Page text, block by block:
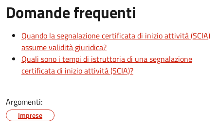
Domande frequenti
Quando la segnalazione certificata di inizio attività (SCIA)
assume validità giuridica?
Quali sono i tempi di istruttoria di una segnalazione
certificata di inizio attività (SCIA)?
Argomenti:
Imprese